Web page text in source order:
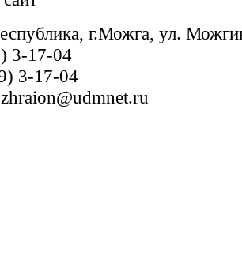
г.Можга, ул.
3-17-04
3-17-04